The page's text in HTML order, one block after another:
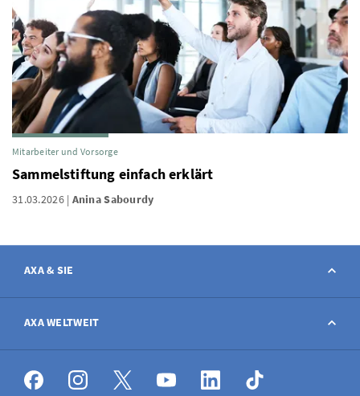
Mitarbeiter und Vorsorge
Sammelstiftung einfach erklärt
31.03.2026 Anina Sabourdy
AXA & SIE
Kontakt
Schaden melden
AXA WELTWEIT
AXA weltweit